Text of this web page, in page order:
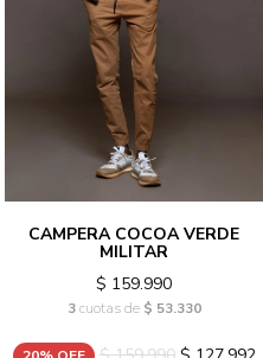
CAMPERA COCOA VERDE
MILITAR
$ 159.990
3cuotas de $ 53.330